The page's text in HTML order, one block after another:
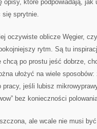
opisy, które podpowiadają, jak
się sprytnie.
oczywiste oblicze Węgier,
rytm. Są tu
chcą po prostu jeść dobrze,
ułożyć na wiele
jeśli lubisz
bez konieczności
ale wcale nie musi